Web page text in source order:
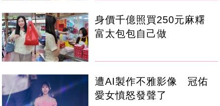
身價千億照買250元麻糬
富太包包自己做
遭AI製作不雅影像 冠佑
愛女憤怒發聲了